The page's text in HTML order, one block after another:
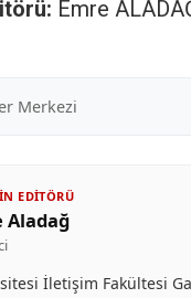
Emre
Merkezi
EDITÖRÜ
Aladağ
İletişim Fakültesi